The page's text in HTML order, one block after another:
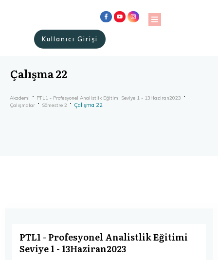
Kullanıcı Girişi
Çalışma 22
Akademi
PTL1 - Profesyonel Analistlik Eğitimi Seviye 1 - 13Haziran2023
Çalışmalar
Sömestre 2 Çalışma 22
PTL1 - Profesyonel Analistlik Eğitimi
Seviye 1 - 13Haziran2023